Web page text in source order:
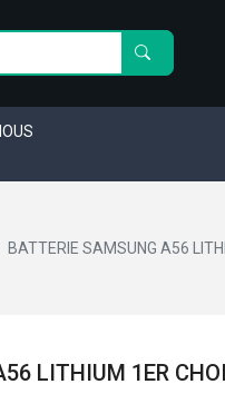
BATTERIE SAMSUNG A56
LITHIUM 1ER